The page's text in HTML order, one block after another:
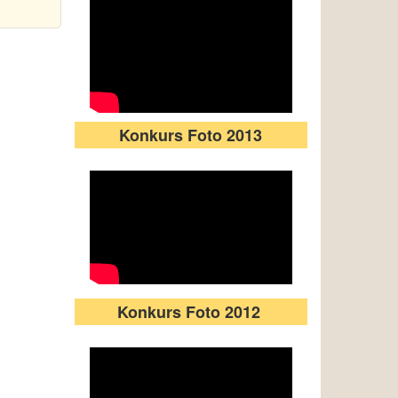
Konkurs Foto 2013
Konkurs Foto 2012